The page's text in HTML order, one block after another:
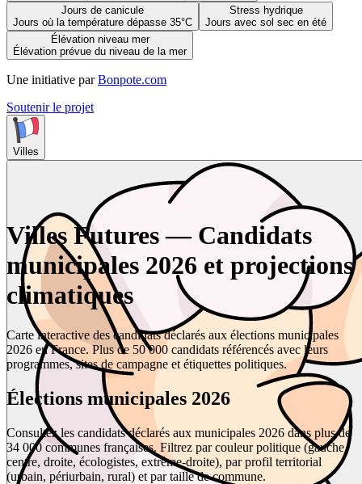
Jours de canicule
Jours où la température dépasse 35°C
Stress hydrique
Jours avec sol sec en été
Élévation niveau mer
Élévation prévue du niveau de la mer
Une initiative par Bonpote.com
Soutenir le projet
Villes
Villes Futures — Candidats
municipales 2026 et projections
climatiques
Carte interactive des candidats déclarés aux élections municipales
2026 en France. Plus de 50 000 candidats référencés avec leurs
programmes, sites de campagne et étiquettes politiques.
Élections municipales 2026
Consultez les candidats déclarés aux municipales 2026 dans plus de
34 000 communes françaises. Filtrez par couleur politique (gauche,
centre, droite, écologistes, extrême-droite), par profil territorial
(urbain, périurbain, rural) et par taille de commune.